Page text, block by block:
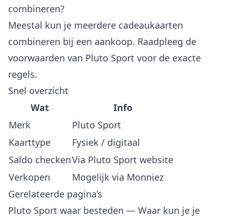
combineren?
Meestal kun je meerdere cadeaukaarten
combineren bij een aankoop. Raadpleeg de
voorwaarden van Pluto Sport voor de exacte
regels.
Snel overzicht
Wat
Info
Merk
Pluto Sport
Kaarttype
Fysiek / digitaal
Saldo checkenVia Pluto Sport website
Verkopen
Mogelijk via Monniez
Gerelateerde pagina’s
Pluto Sport waar besteden — Waar kun je je